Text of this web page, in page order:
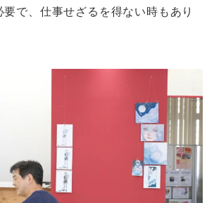
要で、仕事せざるを得ない時もあり